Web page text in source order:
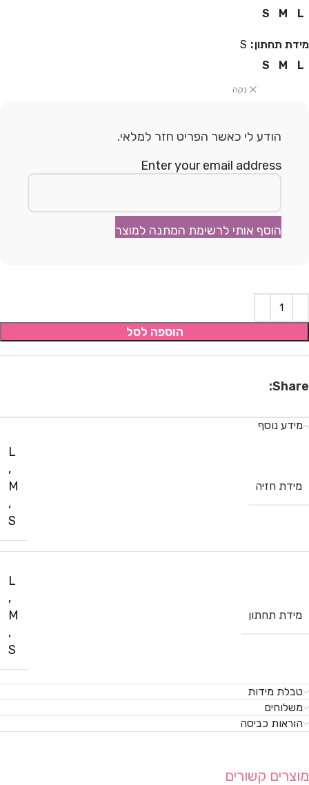
L
M
S
מידת תחתון
S
L
M
S
נקה
הודע לי כאשר הפריט חזר למלאי.
Enter your email address
הוסף אותי לרשימת המתנה למוצר
הוספה לסל
Share:
מידע נוסף
מידת חזיה
L
,
M
,
S
מידת תחתון
L
,
M
,
S
טבלת מידות
משלוחים
הוראות כביסה
מוצרים קשורים